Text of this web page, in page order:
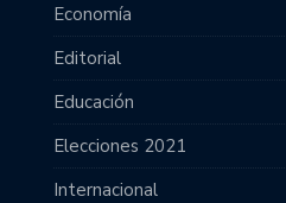
Economía
Editorial
Educación
Elecciones 2021
Internacional